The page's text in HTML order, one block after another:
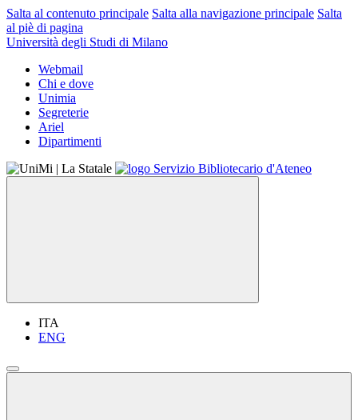
Salta al contenuto principale Salta alla navigazione principale Salta
al piè di pagina
Università degli Studi di Milano
Webmail
Chi e dove
Unimia
Segreterie
Ariel
Dipartimenti
ITA
ENG